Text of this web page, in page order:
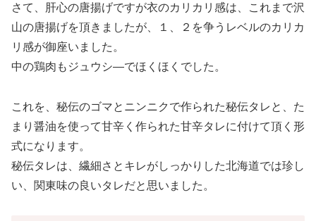
さて、肝心の唐揚げですが衣のカリカリ感は、これまで沢
山の唐揚げを頂きましたが、１、２を争うレベルのカリカ
リ感が御座いました。
中の鶏肉もジュウシ―でほくほくでした。
これを、秘伝のゴマとニンニクで作られた秘伝タレと、た
まり醤油を使って甘辛く作られた甘辛タレに付けて頂く形
式になります。
秘伝タレは、繊細さとキレがしっかりした北海道では珍し
い、関東味の良いタレだと思いました。